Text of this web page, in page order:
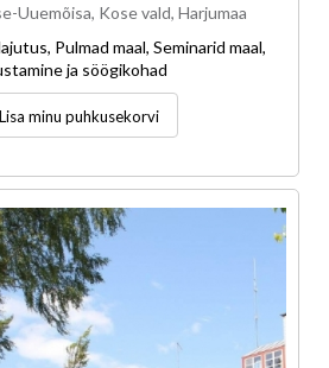
Uuemõisa, Kose vald, Harjumaa
Pulmad maal, Seminarid maal,
ja söögikohad
Lisa minu puhkusekorvi